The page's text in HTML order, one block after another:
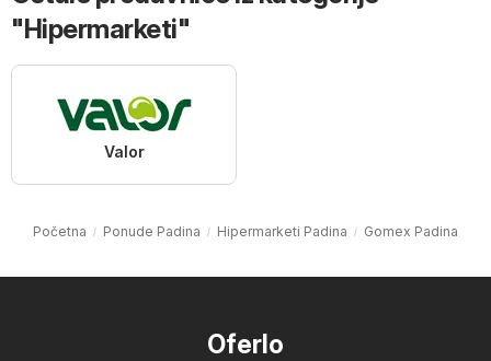
"Hipermarketi"
Valor
Početna Ponude Padina Hipermarketi Padina Gomex Padina
Oferlo